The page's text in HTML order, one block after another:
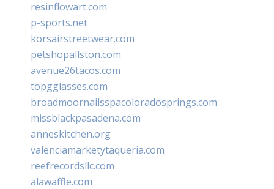
resinflowart.com
p-sports.net
korsairstreetwear.com
petshopallston.com
avenue26tacos.com
topgglasses.com
broadmoornailsspacoloradosprings.com
missblackpasadena.com
anneskitchen.org
valenciamarketytaqueria.com
reefrecordsllc.com
alawaffle.com